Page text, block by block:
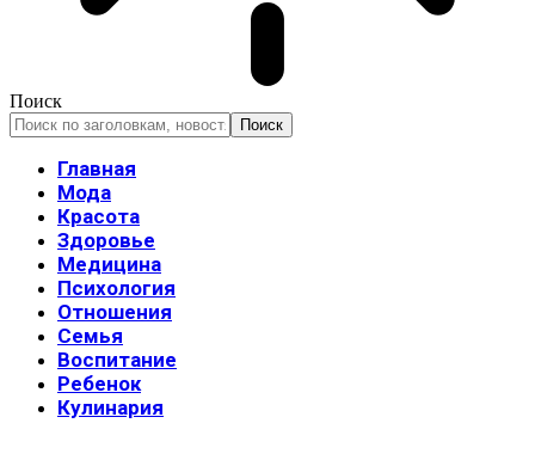
Поиск
Главная
Мода
Красота
Здоровье
Медицина
Психология
Отношения
Семья
Воспитание
Ребенок
Кулинария